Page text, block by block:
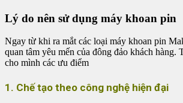
Lý do nên sử dụng máy khoan pin
Ngay từ khi ra mắt các loại máy khoan pin
quan tâm yêu mến của đông đảo khách hàng.
cho mình các ưu điểm
1. Chế tạo theo công nghệ hiện đại